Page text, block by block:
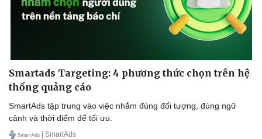
Lịch thi đấu bóng đá
Thế giới thể thao
Xe máy
Smartads Targeting: 4 phương thức chọn trên hệ
thống quảng cáo
SmartAds tập trung vào việc nhắm đúng đối tượng, đúng ngữ
cảnh và thời điểm để tối ưu.
| SmartAds